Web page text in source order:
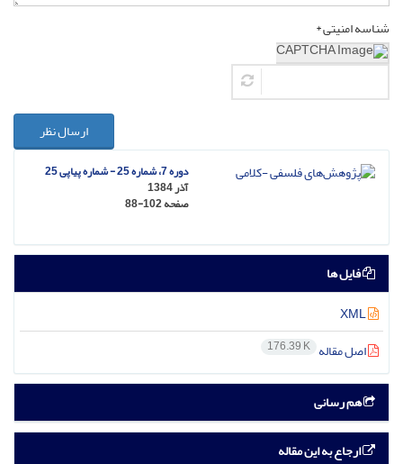
شناسه امنیتی *
ارسال نظر
دوره 7، شماره 25 - شماره پیاپی 25
آذر 1384
صفحه88-102
فایل ها
اصل مقاله 176.39 K
هم رسانی
ارجاع به این مقاله